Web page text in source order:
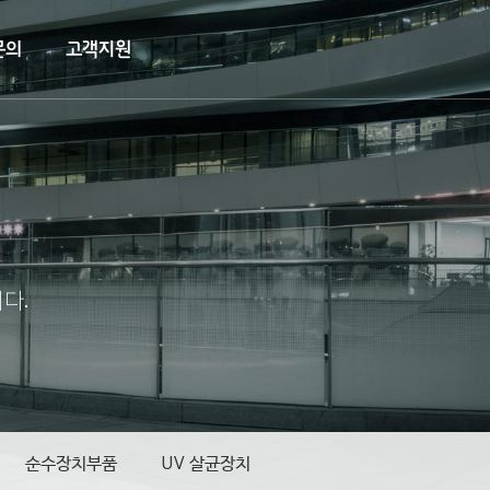
의 고객지원
.
순수장치부품 UV 살균장치